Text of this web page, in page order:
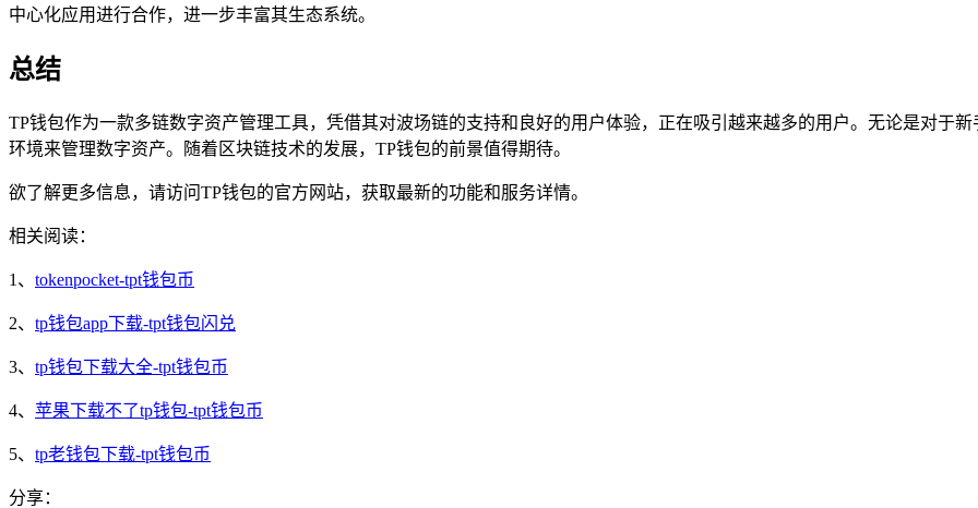
中心化应用进行合作，进一步丰富其生态系统。
总结
TP钱包作为一款多链数字资产管理工具，凭借其对波场链的支持和良好的用户体验，正在吸引越来越多的用户。无论是对于
环境来管理数字资产。随着区块链技术的发展，TP钱包的前景值得期待。
欲了解更多信息，请访问TP钱包的官方网站，获取最新的功能和服务详情。
相关阅读：
1、 tokenpocket-tpt钱包币
2、 tp钱包app下载-tpt钱包闪兑
3、 tp钱包下载大全-tpt钱包币
4、 苹果下载不了tp钱包-tpt钱包币
5、 tp老钱包下载-tpt钱包币
分享：